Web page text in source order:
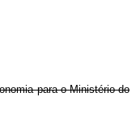
para o Ministério do